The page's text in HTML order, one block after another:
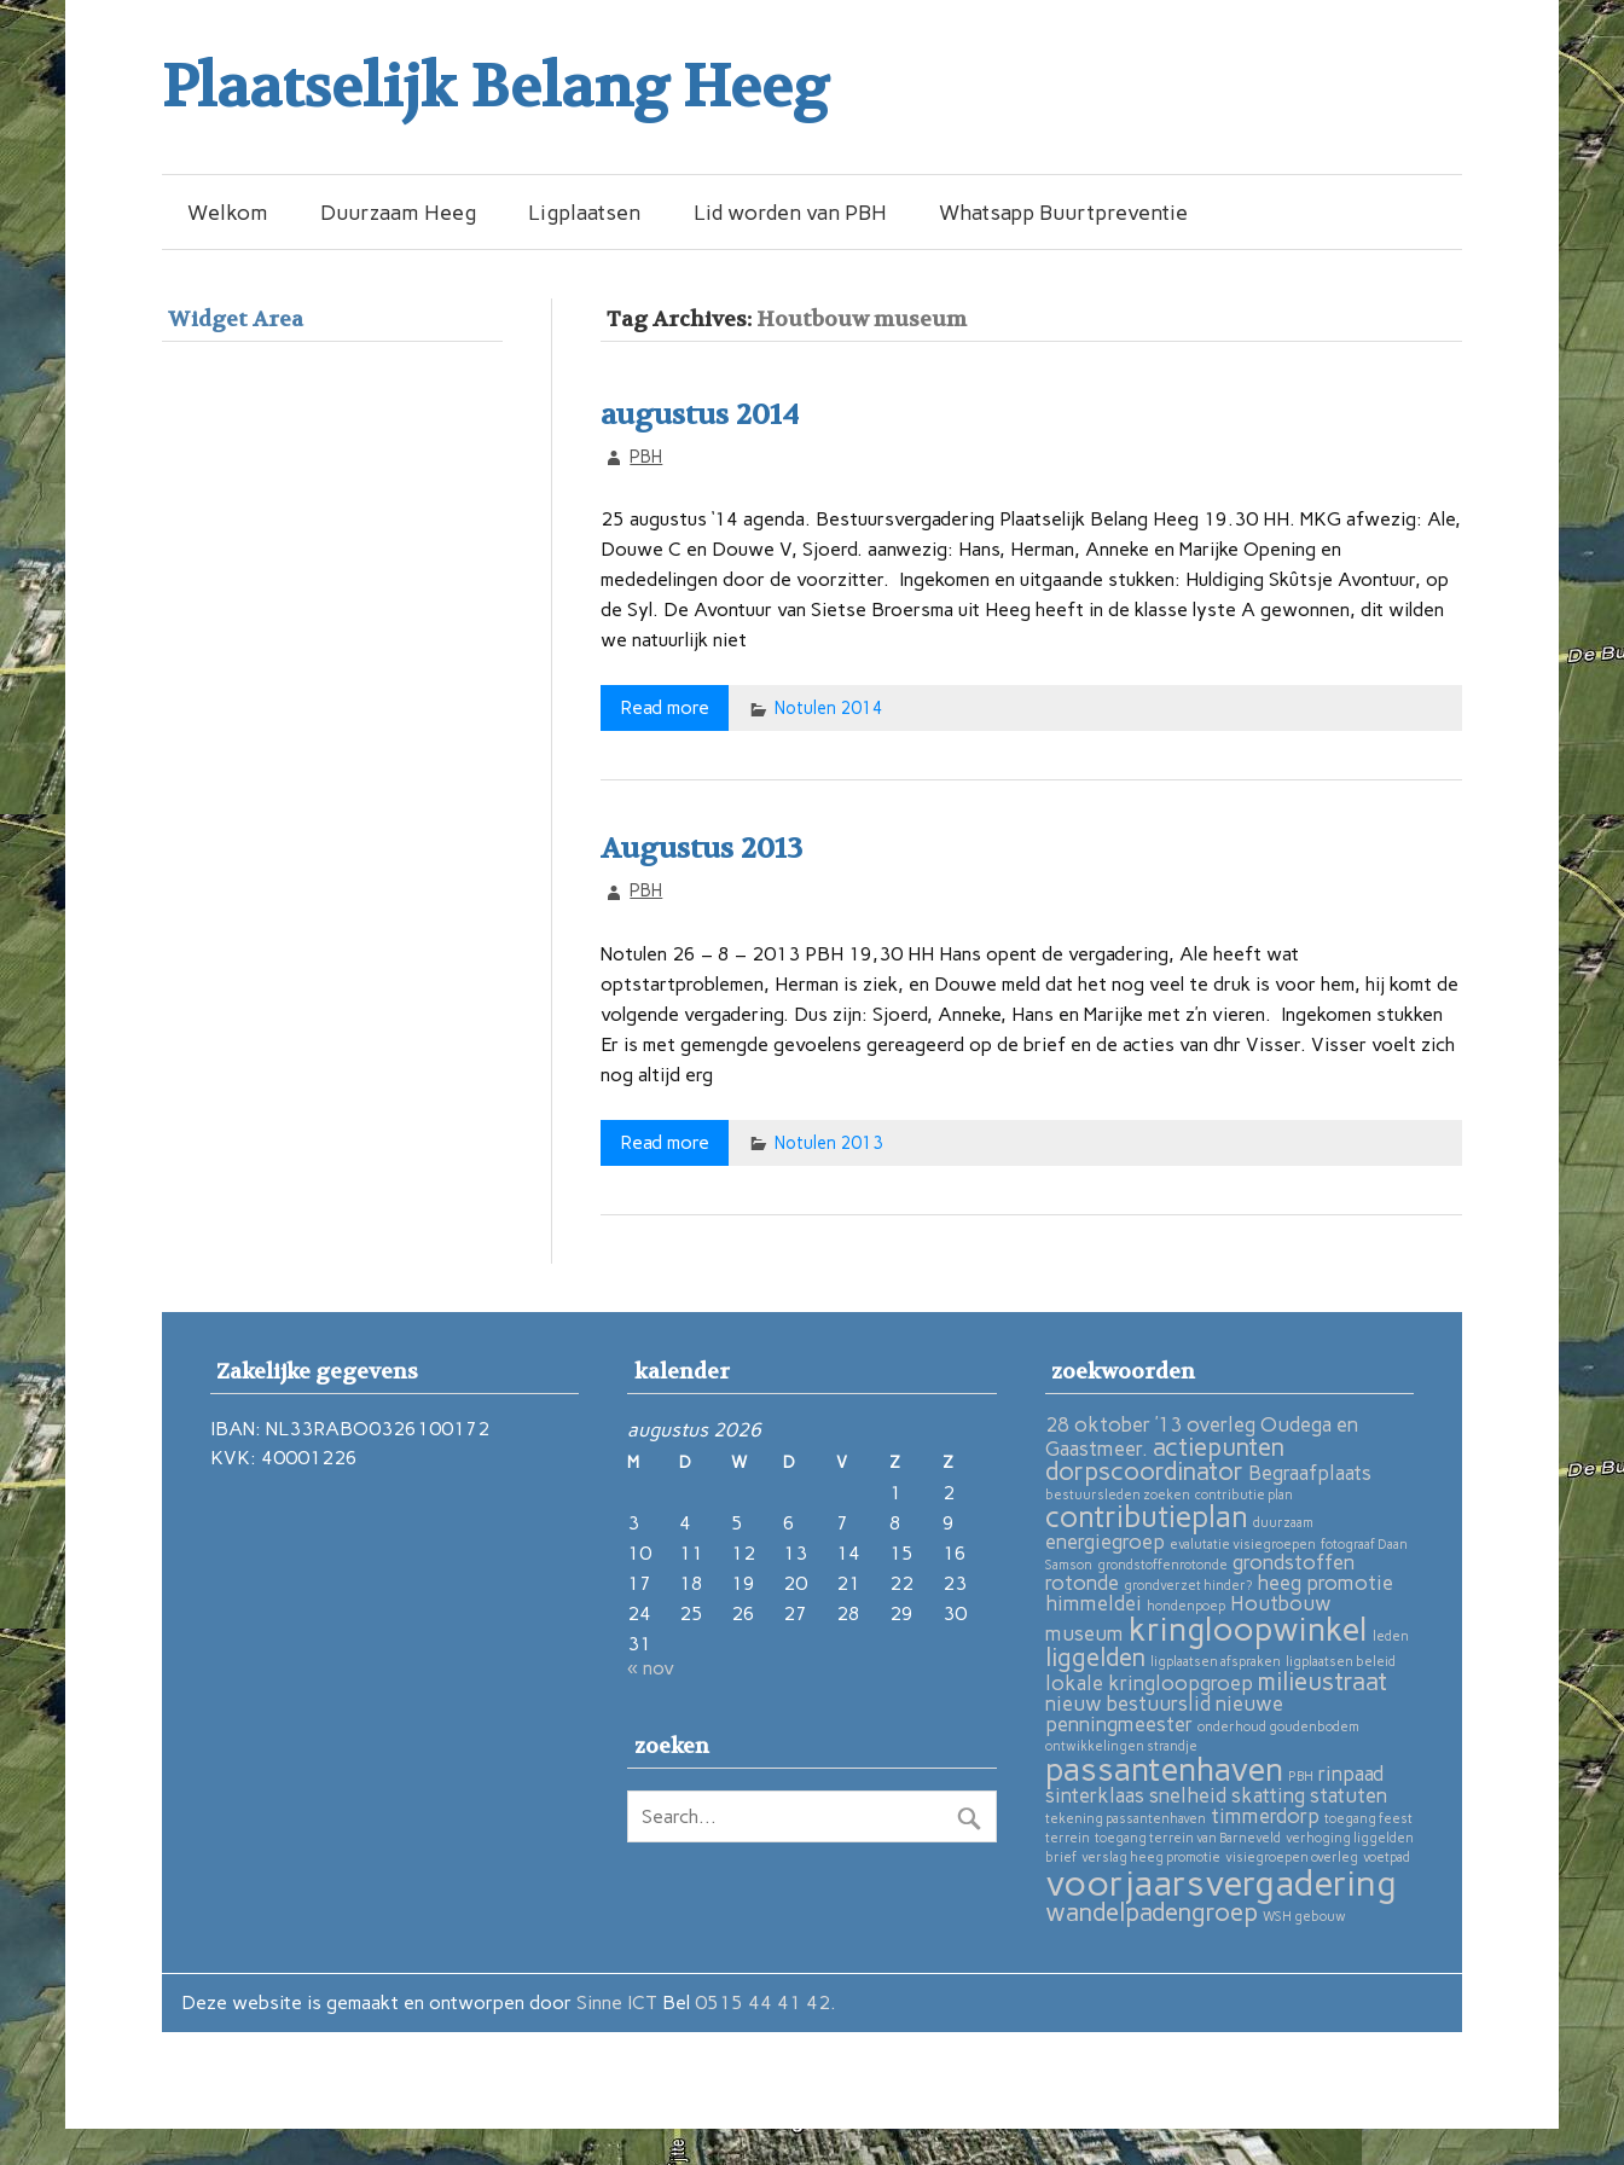
Plaatselijk Belang Heeg
Welkom Duurzaam Heeg Ligplaatsen Lid worden van PBH Whatsapp Buurtpreventie
Tag Archives: Houtbouw museum
augustus 2014
PBH
25 augustus ‘14 agenda. Bestuursvergadering Plaatselijk Belang Heeg 19.30 HH. MKG afwezig: Ale,
Douwe C en Douwe V, Sjoerd. aanwezig: Hans, Herman, Anneke en Marijke Opening en
mededelingen door de voorzitter. Ingekomen en uitgaande stukken: Huldiging Skûtsje Avontuur, op
de Syl. De Avontuur van Sietse Broersma uit Heeg heeft in de klasse lyste A gewonnen, dit wilden
we natuurlijk niet
Read more Notulen 2014
Augustus 2013
PBH
Notulen 26 – 8 – 2013 PBH 19,30 HH Hans opent de vergadering, Ale heeft wat
optstartproblemen, Herman is ziek, en Douwe meld dat het nog veel te druk is voor hem, hij komt de
volgende vergadering. Dus zijn: Sjoerd, Anneke, Hans en Marijke met z’n vieren. Ingekomen stukken
Er is met gemengde gevoelens gereageerd op de brief en de acties van dhr Visser. Visser voelt zich
nog altijd erg
Read more Notulen 2013
Widget Area
Zakelijke gegevens
IBAN: NL33RABO0326100172
KVK: 40001226
kalender
augustus 2026
M D W D V Z Z
1
2
3
4 5 6 7 8
9
10
11 12 13 14 15
16
17
18 19 20 21 22
23
24
25 26 27 28 29
30
31
« nov
zoeken
zoekwoorden
28 oktober ’13 overleg Oudega en
Gaastmeer. actiepunten
dorpscoordinator Begraafplaats
bestuursleden zoeken contributie plan
contributieplan duurzaam
energiegroep evalutatie visiegroepen fotograaf Daan
Samson grondstoffenrotonde grondstoffen
rotonde grondverzet hinder? heeg promotie
himmeldei
hondenpoep Houtbouw
museum kringloopwinkel leden
liggelden ligplaatsen afspraken ligplaatsen beleid
lokale kringloopgroep milieustraat
nieuw bestuurslid nieuwe
penningmeester onderhoud goudenbodem
ontwikkelingen strandje
passantenhaven PBH rinpaad
sinterklaas snelheid skatting statuten
tekening passantenhaven timmerdorp toegang feest
terrein toegang terrein van Barneveld verhoging liggelden
brief verslag heeg promotie visiegroepen overleg voetpad
voorjaarsvergadering
wandelpadengroep WSH gebouw
Deze website is gemaakt en ontworpen door Sinne ICT Bel 0515 44 41 42.